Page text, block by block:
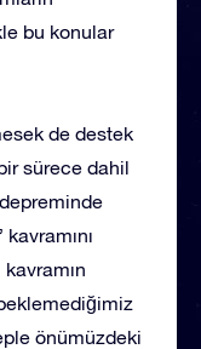
bu konular
de destek
sürece dahil
kavramın
önümüzdeki